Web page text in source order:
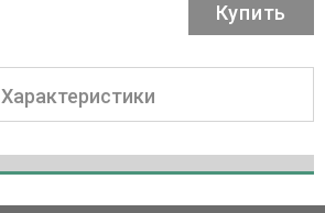
Купить
Характеристики